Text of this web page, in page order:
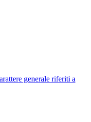
generale riferiti a